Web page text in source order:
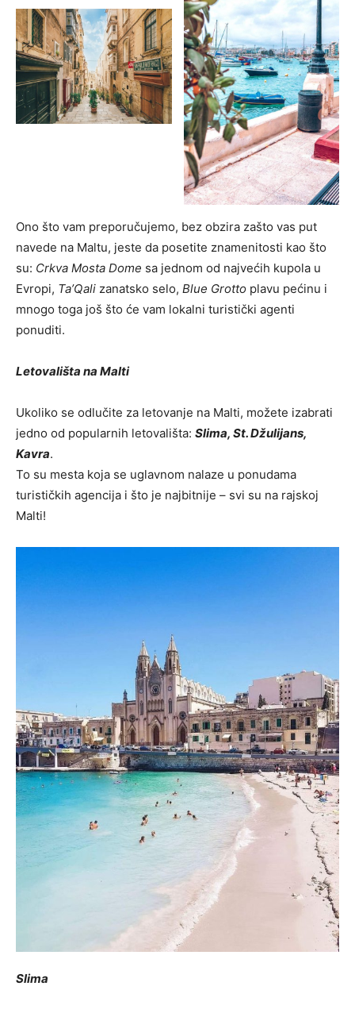
Ono što vam preporučujemo, bez obzira zašto vas put
navede na Maltu, jeste da posetite znamenitosti kao što
su: Crkva Mosta Dome sa jednom od najvećih kupola u
Evropi, Ta’Qali zanatsko selo, Blue Grotto plavu pećinu i
mnogo toga još što će vam lokalni turistički agenti
ponuditi.
Letovališta na Malti
Ukoliko se odlučite za letovanje na Malti, možete izabrati
jedno od popularnih letovališta: Slima, St. Džulijans,
Kavra.
To su mesta koja se uglavnom nalaze u ponudama
turističkih agencija i što je najbitnije – svi su na rajskoj
Malti!
Slima